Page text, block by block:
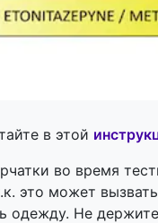
в этой
во время
это может
одежду. Не